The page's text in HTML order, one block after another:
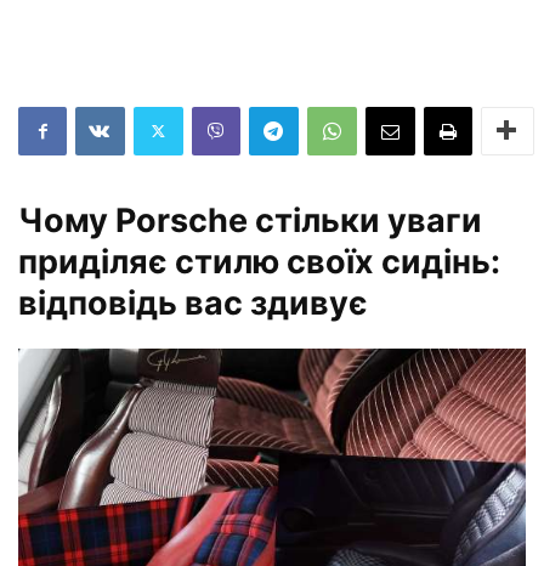
Чому Porsche стільки уваги
приділяє стилю своїх сидінь:
відповідь вас здивує